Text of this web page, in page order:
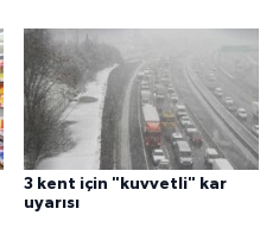
3 kent için "kuvvetli" kar
uyarısı